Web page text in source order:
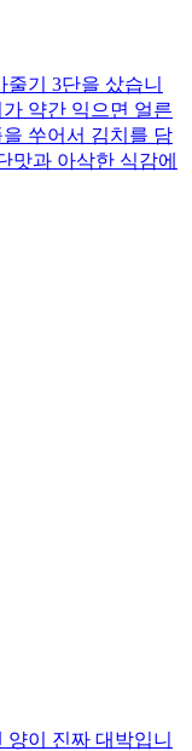
기 3단을 샀습니
약간 익으면 얼른
쑤어서 김치를 담
맛과 아삭한 식감에
이 진짜 대박입니